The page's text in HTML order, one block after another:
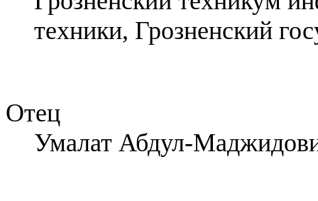
техники, Грозненский
Отец
Умалат Абдул-